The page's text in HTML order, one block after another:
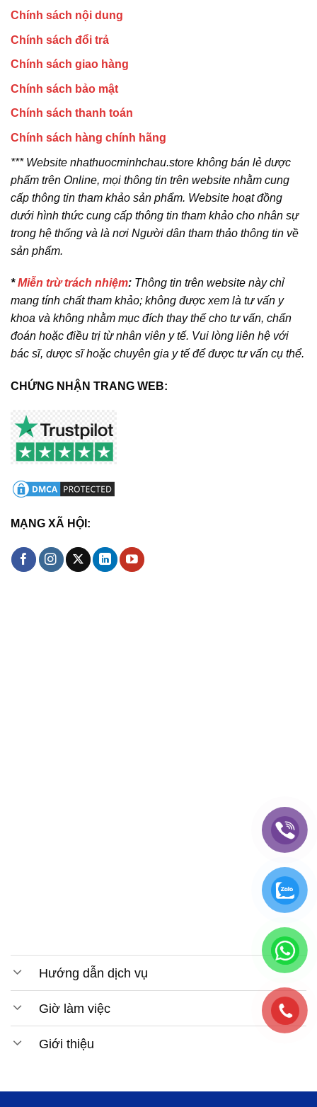
Chính sách nội dung
Chính sách đổi trả
Chính sách giao hàng
Chính sách bảo mật
Chính sách thanh toán
Chính sách hàng chính hãng
*** Website nhathuocminhchau.store không bán lẻ dược
phẩm trên Online, mọi thông tin trên website nhằm cung
cấp thông tin tham khảo sản phẩm. Website hoạt đồng
dưới hình thức cung cấp thông tin tham khảo cho nhân sự
trong hệ thống và là nơi Người dân tham thảo thông tin về
sản phẩm.
*Miễn trừ trách nhiệm: Thông tin trên website này chỉ
mang tính chất tham khảo; không được xem là tư vấn y
khoa và không nhằm mục đích thay thế cho tư vấn, chẩn
đoán hoặc điều trị từ nhân viên y tế. Vui lòng liên hệ với
bác sĩ, dược sĩ hoặc chuyên gia y tế để được tư vấn cụ thể.
CHỨNG NHẬN TRANG WEB:
MẠNG XÃ HỘI:
Hướng dẫn dịch vụ
Giờ làm việc
Giới thiệu